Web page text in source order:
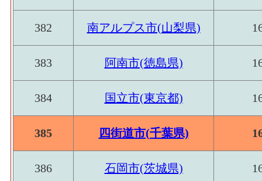
382 南アルプス市(山梨県)
383 阿南市(徳島県)
384 国立市(東京都)
385 四街道市(千葉県)
386 石岡市(茨城県)